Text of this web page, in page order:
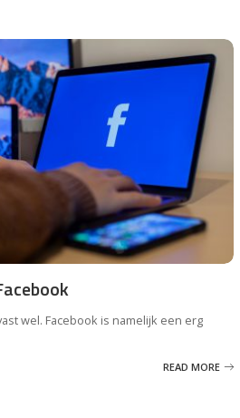
wel. Facebook is namelijk een erg
READ MORE